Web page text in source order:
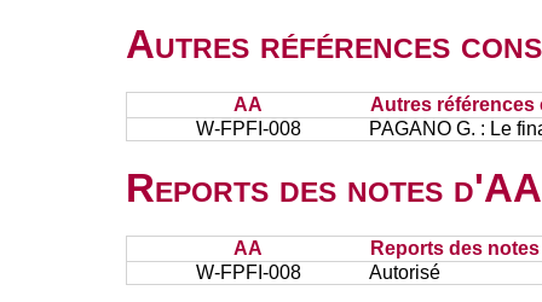
Autres références
AA
Autres références
W-FPFI-008
PAGANO G. : Le
Reports des notes
AA
Reports des
W-FPFI-008
Autorisé